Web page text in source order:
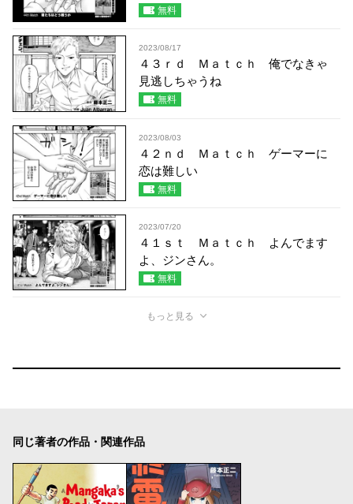
無料
2023/08/17
４３ｒｄ Ｍａｔｃｈ 俺でなきゃ
見逃しちゃうね
無料
2023/08/03
４２ｎｄ Ｍａｔｃｈ ゲーマーに
恋は難しい
無料
2023/07/20
４１ｓｔ Ｍａｔｃｈ よんでます
よ、ジンさん。
無料
もっと見る
同じ著者の作品・関連作品